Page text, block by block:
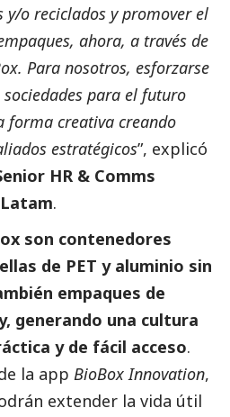
y/o reciclados y promover el
ahora, a través de
Para nosotros, esforzarse
para el futuro
forma creativa creando
estratégicos”, explicó
HR & Comms
.
son contenedores
de PET y aluminio sin
empaques de
generando una cultura
y de fácil acceso.
la app BioBox Innovation,
extender la vida útil